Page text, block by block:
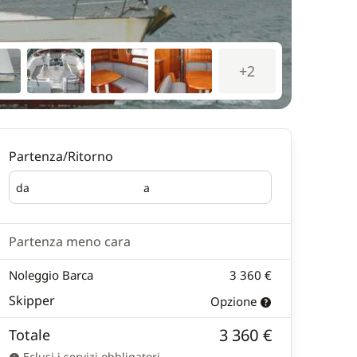
+2
Partenza/Ritorno
da
Partenza a
Ritorno
Partenza meno cara
Noleggio Barca 3 360 €
Skipper Opzione
Totale 3 360 €